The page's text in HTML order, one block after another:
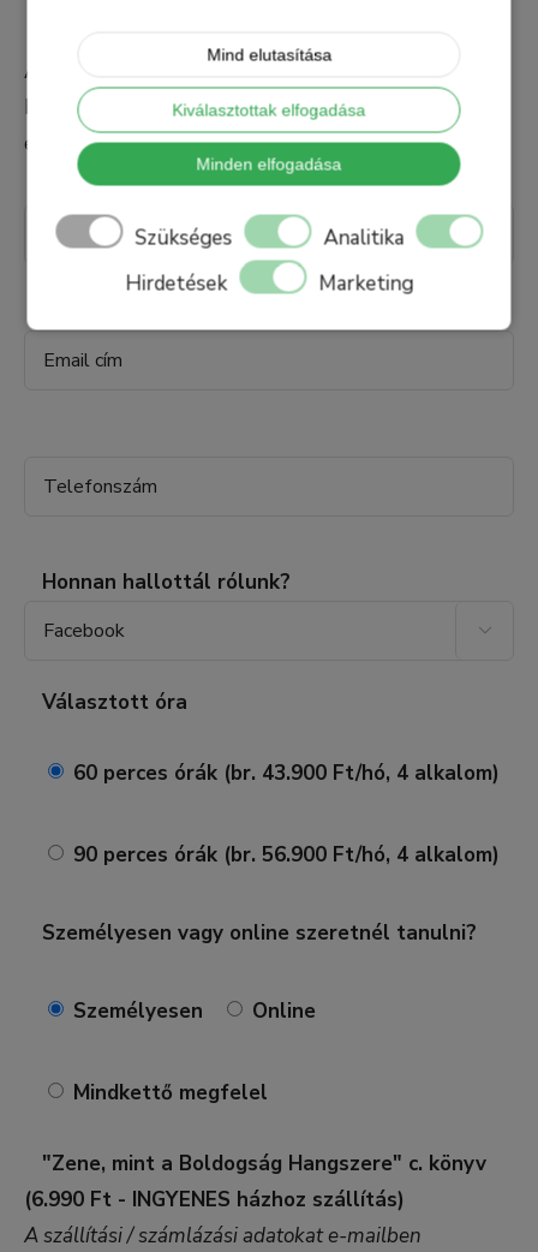
Mind elutasítása
Kiválasztottak elfogadása
Minden elfogadása
Szükséges
Analitika
Hirdetések
Marketing
A jelentkezésedet követően felvesszük Veled a
kapcsolatot, további egyeztetés céljából a megadott
elérhetőségeid egyikén.
Honnan hallottál rólunk?

Választott óra
60 perces órák (br. 43.900 Ft/hó, 4 alkalom)
90 perces órák (br. 56.900 Ft/hó, 4 alkalom)
Személyesen vagy online szeretnél tanulni?
Személyesen Online
Mindkettő megfelel
"Zene, mint a Boldogság Hangszere" c. könyv
(6.990 Ft - INGYENES házhoz szállítás)
A szállítási / számlázási adatokat e-mailben